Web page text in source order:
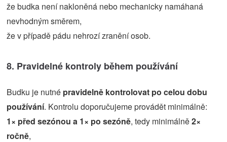
že budka není nakloněná nebo mechanicky namáhaná
nevhodným směrem,
že v případě pádu nehrozí zranění osob.
8. Pravidelné kontroly během používání
Budku je nutné pravidelně kontrolovat po celou dobu
používání. Kontrolu doporučujeme provádět minimálně:
1× před sezónou a 1× po sezóně, tedy minimálně2×
ročně,